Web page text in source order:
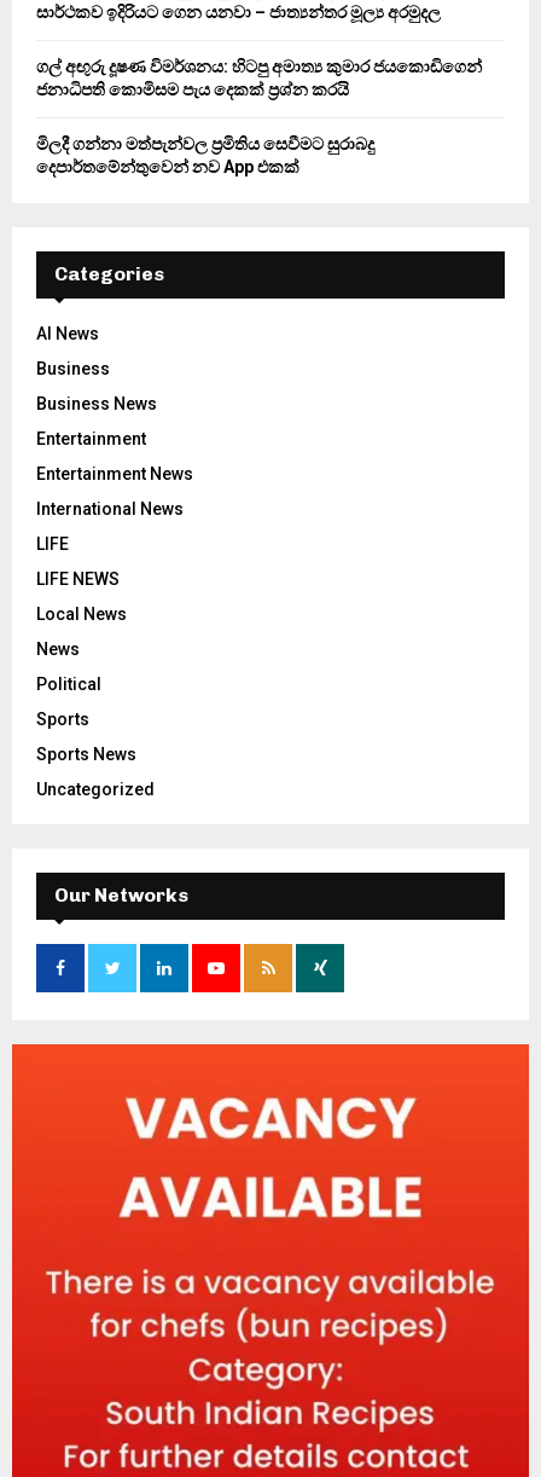
සාර්ථකව ඉදිරියට ගෙන යනවා – ජාත්‍යන්තර මූල්‍ය අරමුදල
ගල් අඟුරු දූෂණ විමර්ශනය: හිටපු අමාත්‍ය කුමාර ජයකොඩිගෙන්
ජනාධිපති කොමිසම පැය දෙකක් ප්‍රශ්න කරයි
මිලදී ගන්නා මත්පැන්වල ප්‍රමිතිය සෙවීමට සුරාබදු
දෙපාර්තමේන්තුවෙන් නව App එකක්
Categories
AI News
Business
Business News
Entertainment
Entertainment News
International News
LIFE
LIFE NEWS
Local News
News
Political
Sports
Sports News
Uncategorized
Our Networks